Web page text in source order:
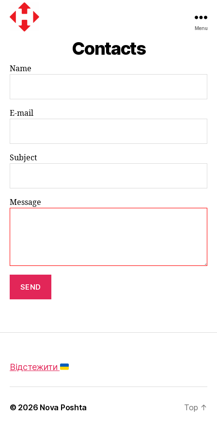
Menu
Contacts
Name
E-mail
Subject
Message
Відстежити
© 2026 Nova Poshta Top ↑